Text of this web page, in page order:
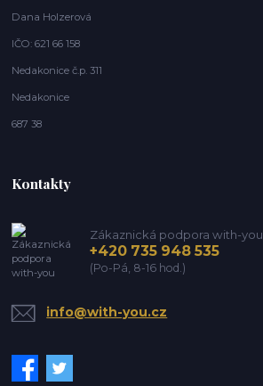
Dana Holzerová
IČO: 621 66 158
Nedakonice č.p. 311
Nedakonice
687 38
Kontakty
Zákaznická podpora with-you
+420 735 948 535
(Po-Pá, 8-16 hod.)
info@with-you.cz